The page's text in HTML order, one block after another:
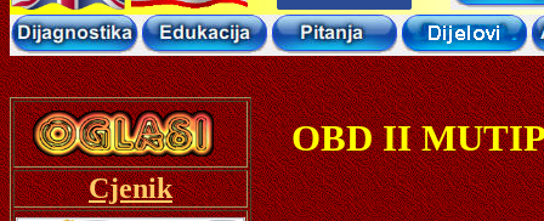
Cjenik
OBD II